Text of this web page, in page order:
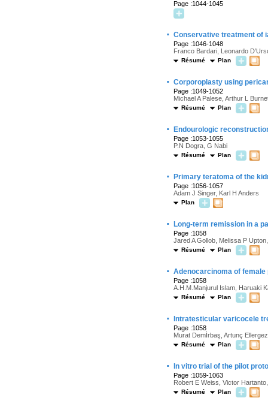
Page :1044-1045
· Conservative treatment of
Page :1046-1048
Franco Bardari, Leonardo
Résumé Plan
· Corporoplasty using
Page :1049-1052
Michael A Palese, Arthur L
Résumé Plan
· Endourologic
Page :1053-1055
P.N Dogra, G Nabi
Résumé Plan
· Primary teratoma of the
Page :1056-1057
Adam J Singer, Karl H Anders
Plan
· Long-term remission in a
Page :1058
Jared A Gollob, Melissa P
Résumé Plan
· Adenocarcinoma of
Page :1058
A.H.M.Manjurul Islam, Haruaki
Résumé Plan
· Intratesticular varicocele
Page :1058
Murat Demİrbaş, Artunç
Résumé Plan
· In vitro trial of the pilot
Page :1059-1063
Robert E Weiss, Victor
Résumé Plan